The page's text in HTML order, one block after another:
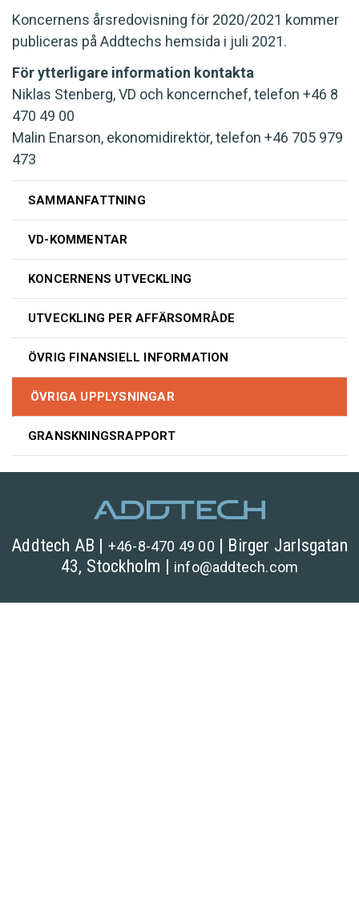
Koncernens årsredovisning för 2020/2021 kommer
publiceras på Addtechs hemsida i juli 2021.
För ytterligare information kontakta
Niklas Stenberg, VD och koncernchef, telefon +46 8
470 49 00
Malin Enarson, ekonomidirektör, telefon +46 705 979
473
SAMMANFATTNING
VD-KOMMENTAR
KONCERNENS UTVECKLING
UTVECKLING PER AFFÄRSOMRÅDE
ÖVRIG FINANSIELL INFORMATION
ÖVRIGA UPPLYSNINGAR
GRANSKNINGSRAPPORT
Addtech AB | +46-8-470 49 00 | Birger Jarlsgatan
43, Stockholm | info@addtech.com